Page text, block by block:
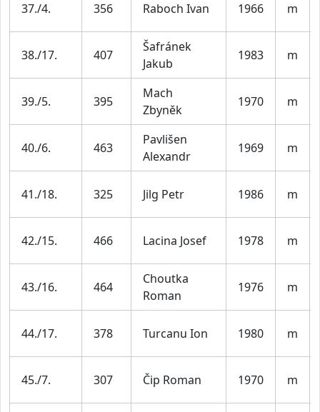
37./4. 356 Raboch Ivan 1966 m
38./17. 407
Šafránek
Jakub
1983 m
39./5. 395
Mach
Zbyněk
1970 m
40./6. 463
Pavlišen
Alexandr
1969 m
41./18. 325 Jilg Petr 1986 m
42./15. 466 Lacina Josef 1978 m
43./16. 464
Choutka
Roman
1976 m
44./17. 378 Turcanu Ion 1980 m
45./7. 307 Čip Roman 1970 m